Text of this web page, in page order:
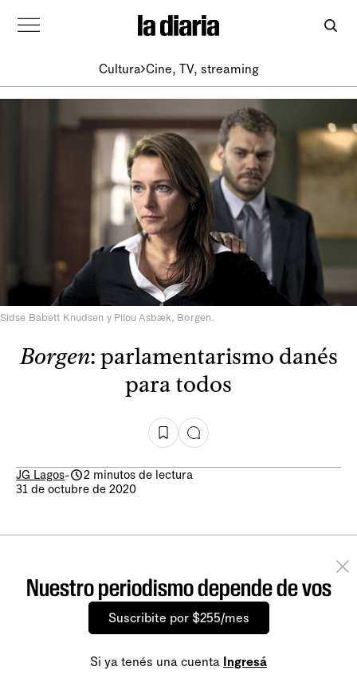
Cultura Cine, TV, streaming
Sidse Babett Knudsen y Pilou Asbæk, Borgen.
Borgen: parlamentarismo danés
para todos
JG Lagos-
2 minutos de lectura
31 de octubre de 2020
Nuestro periodismo depende de vos
Suscribite por $255/mes
Si ya tenés una cuenta Ingresá